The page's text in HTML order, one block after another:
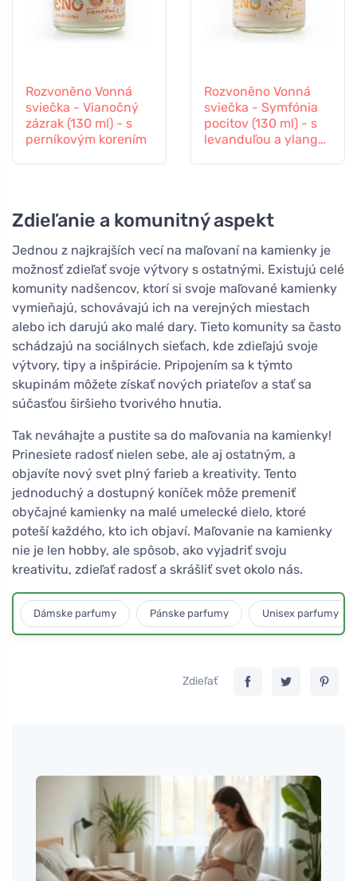
Rozvoněno Vonná
sviečka - Vianočný
zázrak (130 ml) - s
perníkovým korením
Rozvoněno Vonná
sviečka - Symfónia
pocitov (130 ml) - s
levanduľou a ylang-
Zdieľanie a komunitný aspekt
Jednou z najkrajších vecí na maľovaní na kamienky je
možnosť zdieľať svoje výtvory s ostatnými. Existujú celé
komunity nadšencov, ktorí si svoje maľované kamienky
vymieňajú, schovávajú ich na verejných miestach
alebo ich darujú ako malé dary. Tieto komunity sa často
schádzajú na sociálnych sieťach, kde zdieľajú svoje
výtvory, tipy a inšpirácie. Pripojením sa k týmto
skupinám môžete získať nových priateľov a stať sa
súčasťou širšieho tvorivého hnutia.
Tak neváhajte a pustite sa do maľovania na kamienky!
Prinesiete radosť nielen sebe, ale aj ostatným, a
objavíte nový svet plný farieb a kreativity. Tento
jednoduchý a dostupný koníček môže premeniť
obyčajné kamienky na malé umelecké dielo, ktoré
poteší každého, kto ich objaví. Maľovanie na kamienky
nie je len hobby, ale spôsob, ako vyjadriť svoju
kreativitu, zdieľať radosť a skrášliť svet okolo nás.
Dámske parfumy Pánske parfumy Unisex parfumy
Zdieľať